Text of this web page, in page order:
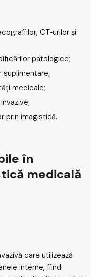
CT-urilor și
patologice;
suplimentare;
medicale;
prin imagistică.
în
medicală
care utilizează
interne, fiind